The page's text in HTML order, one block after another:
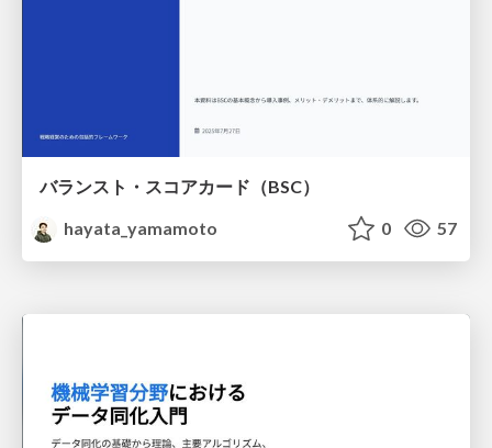
バランスト・スコアカード（BSC）
hayata_yamamoto
0 57